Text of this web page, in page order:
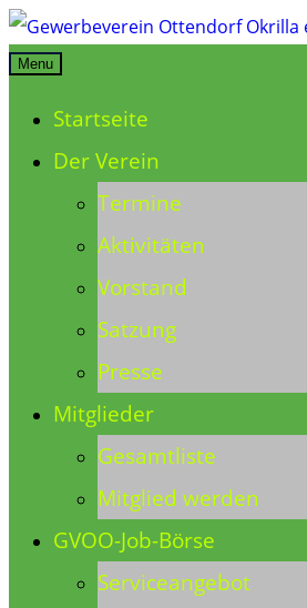
Skip
to
Gewerbeverein Ottendorf Okrilla e.V.
Menu
Startseite
Der Verein
Termine
Aktivitäten
Vorstand
Satzung
Presse
Mitglieder
Gesamtliste
Mitglied werden
GVOO-Job-Börse
Serviceangebot